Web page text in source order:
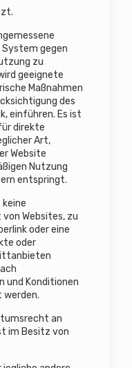
System gegen
zu
geeignete
Maßnahmen
des
einführen. Es ist
direkte
Art,
Website
Nutzung
entspringt.
Websites, zu
oder eine
oder
und Konditionen
an
im Besitz von